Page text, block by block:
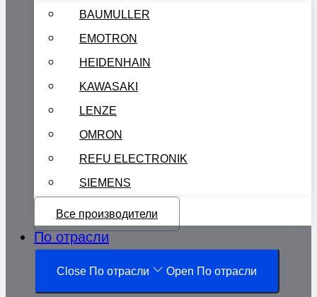
BAUMULLER
EMOTRON
HEIDENHAIN
KAWASAKI
LENZE
OMRON
REFU ELECTRONIK
SIEMENS
Все производители
По отрасли
Close По отрасли Open По отрасли